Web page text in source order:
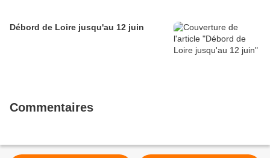
Débord de Loire jusqu'au 12 juin
Commentaires